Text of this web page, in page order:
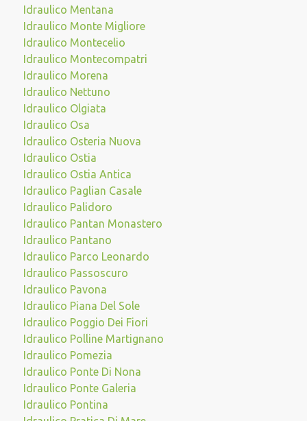
Idraulico Mentana
Idraulico Monte Migliore
Idraulico Montecelio
Idraulico Montecompatri
Idraulico Morena
Idraulico Nettuno
Idraulico Olgiata
Idraulico Osa
Idraulico Osteria Nuova
Idraulico Ostia
Idraulico Ostia Antica
Idraulico Paglian Casale
Idraulico Palidoro
Idraulico Pantan Monastero
Idraulico Pantano
Idraulico Parco Leonardo
Idraulico Passoscuro
Idraulico Pavona
Idraulico Piana Del Sole
Idraulico Poggio Dei Fiori
Idraulico Polline Martignano
Idraulico Pomezia
Idraulico Ponte Di Nona
Idraulico Ponte Galeria
Idraulico Pontina